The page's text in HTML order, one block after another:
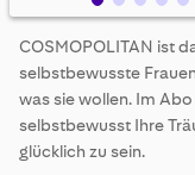
to
the
beginning
of
the
COSMOPOLITAN ist
selbstbewusste
was sie wollen. Im
selbstbewusst Ihre
glücklich zu sein.